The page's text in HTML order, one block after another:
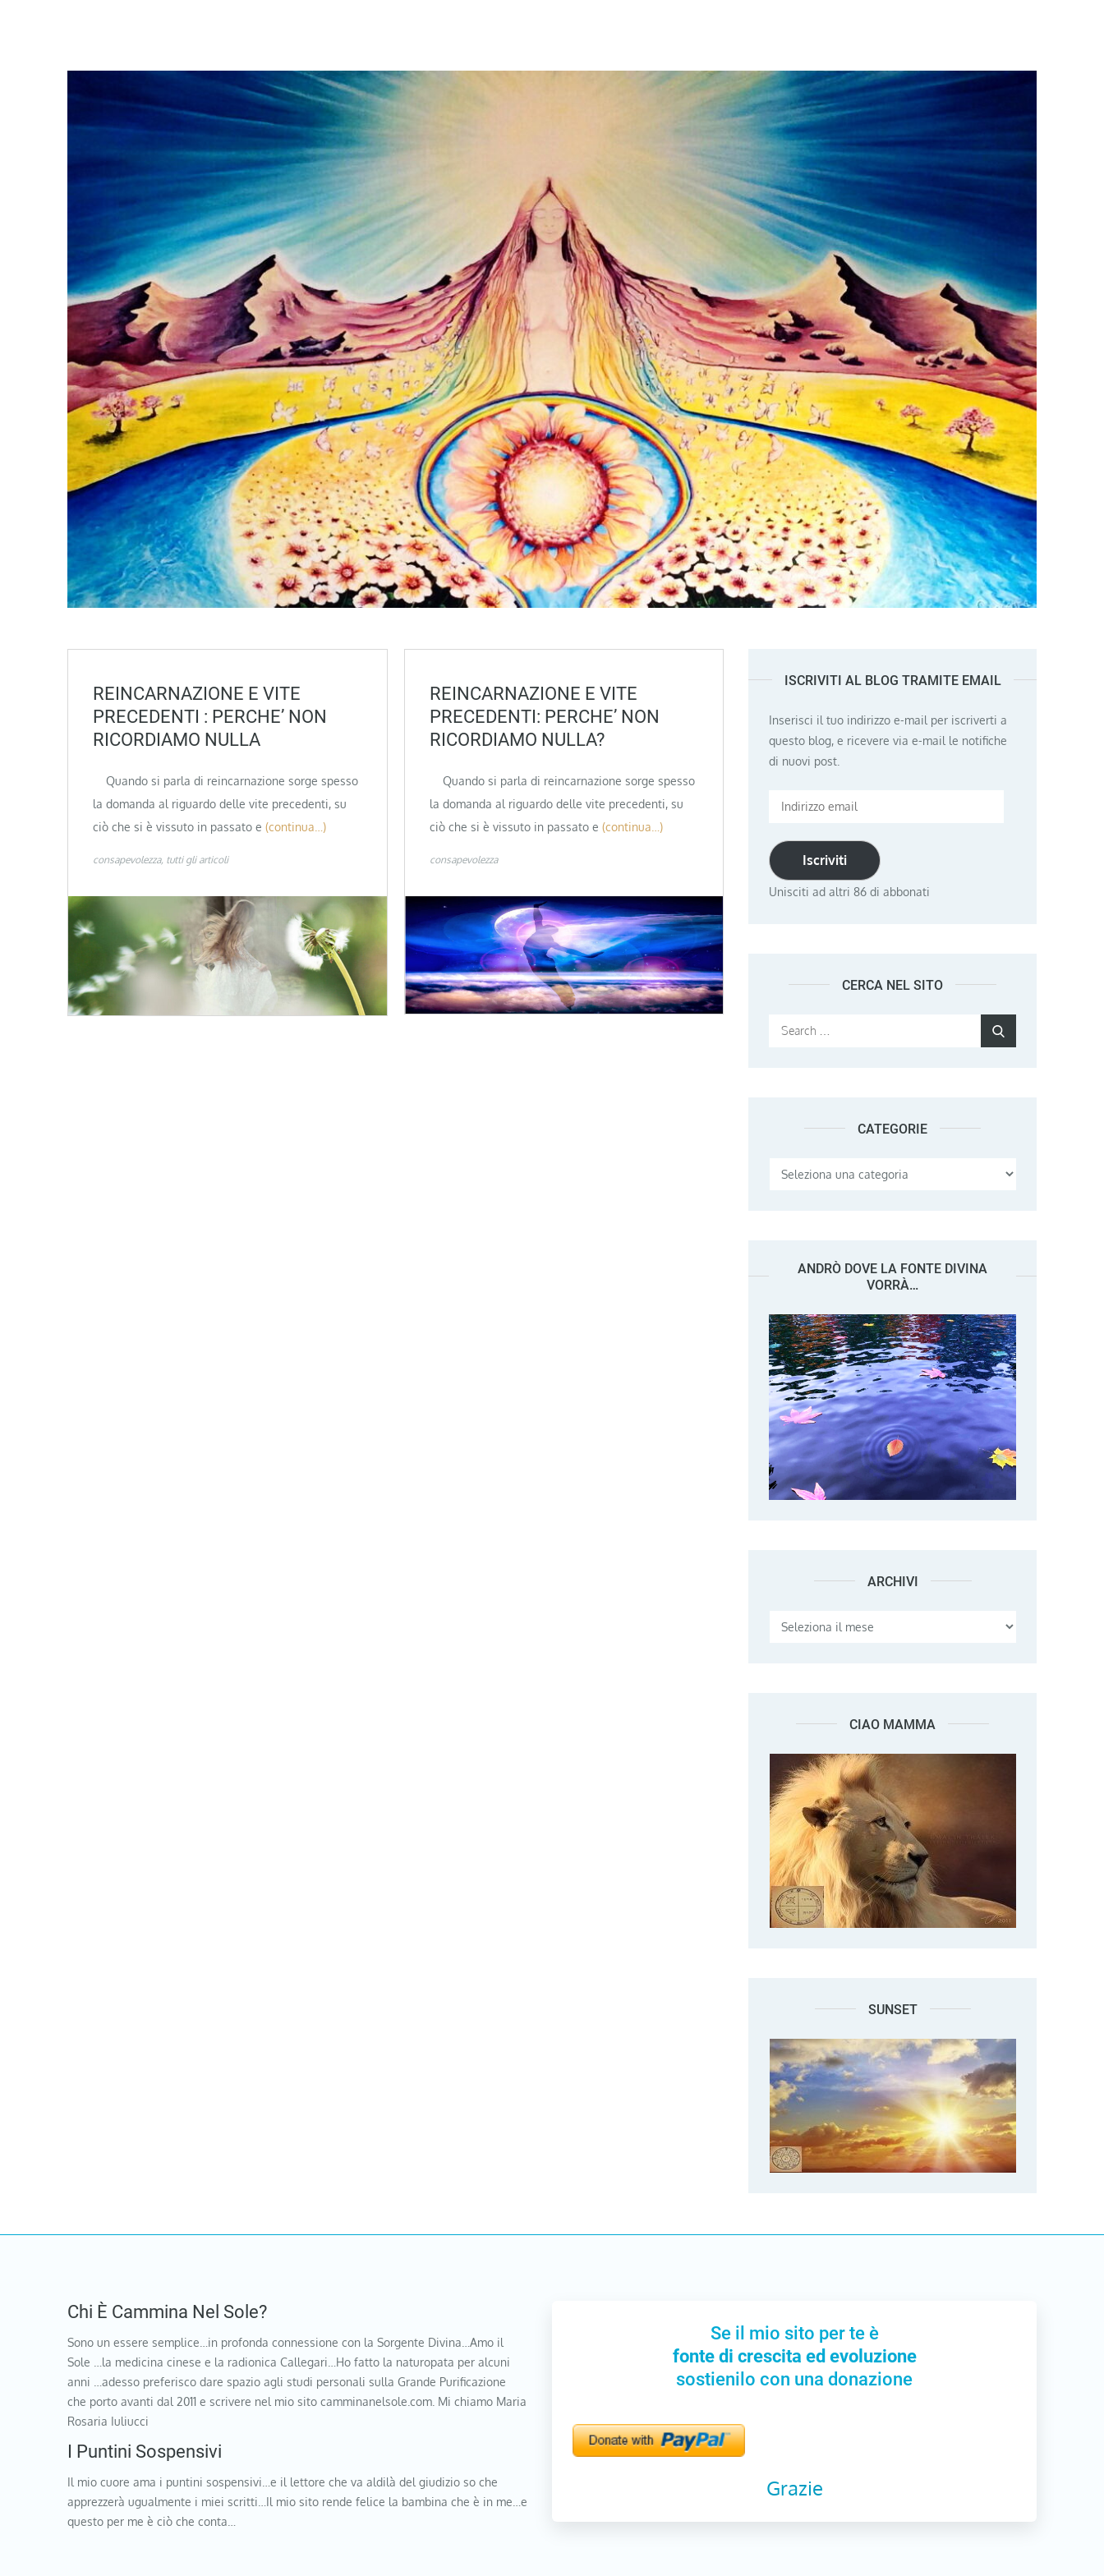
REINCARNAZIONE E VITE
PRECEDENTI : PERCHE’ NON
RICORDIAMO NULLA
Quando si parla di reincarnazione sorge spesso
la domanda al riguardo delle vite precedenti, su
ciò che si è vissuto in passato e (continua…)
consapevolezza tutti gli articoli
REINCARNAZIONE E VITE
PRECEDENTI: PERCHE’ NON
RICORDIAMO NULLA?
Quando si parla di reincarnazione sorge spesso
la domanda al riguardo delle vite precedenti, su
ciò che si è vissuto in passato e (continua…)
consapevolezza
ISCRIVITI AL BLOG TRAMITE EMAIL
Inserisci il tuo indirizzo e-mail per iscriverti a
questo blog, e ricevere via e-mail le notifiche
di nuovi post.
Indirizzo
Iscriviti
Unisciti ad altri 86 di abbonati
CERCA NEL SITO
Search
CATEGORIE
Categorie
ANDRÒ DOVE LA FONTE DIVINA
VORRÀ…
ARCHIVI Archivi
CIAO MAMMA
SUNSET
Chi È Cammina Nel Sole?
Sono un essere semplice…in profonda connessione con la Sorgente Divina…Amo il
Sole …la medicina cinese e la radionica Callegari…Ho fatto la naturopata per alcuni
anni …adesso preferisco dare spazio agli studi personali sulla Grande Purificazione
che porto avanti dal 2011 e scrivere nel mio sito camminanelsole.com. Mi chiamo Maria
Rosaria Iuliucci
I Puntini Sospensivi
Il mio cuore ama i puntini sospensivi…e il lettore che va aldilà del giudizio so che
apprezzerà ugualmente i miei scritti…Il mio sito rende felice la bambina che è in me…e
questo per me è ciò che conta…
Se il mio sito per te è
fonte di crescita ed evoluzione
sostienilo con una donazione
Grazie